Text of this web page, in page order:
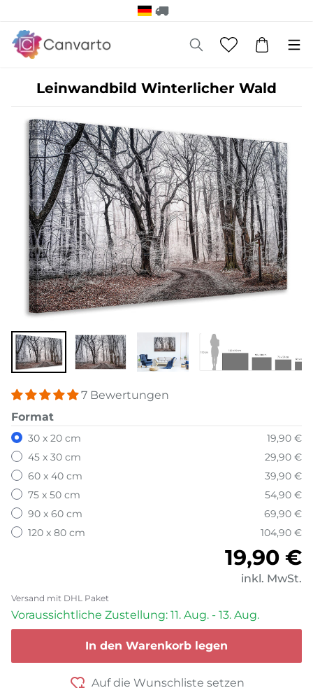
Leinwandbild Winterlicher Wald
7 Bewertungen
Format
30 x 20 cm
19,90 €
45 x 30 cm
29,90 €
60 x 40 cm
39,90 €
75 x 50 cm
54,90 €
90 x 60 cm
69,90 €
120 x 80 cm
104,90 €
19,90 €
inkl. MwSt.
Versand mit DHL Paket
Voraussichtliche Zustellung: 11. Aug. - 13. Aug.
In den Warenkorb legen
Auf die Wunschliste setzen